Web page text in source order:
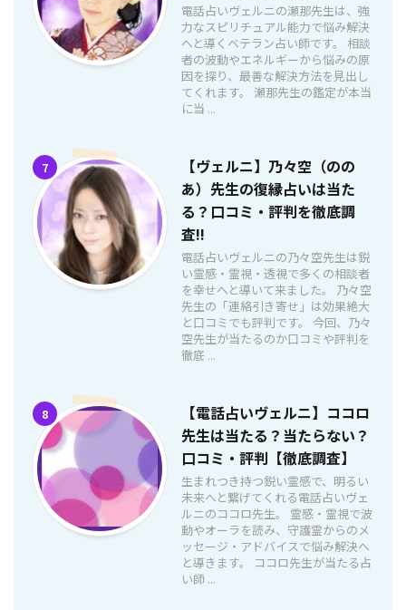
電話占いヴェルニの瀬那先生は、強
力なスピリチュアル能力で悩み解決
へと導くベテラン占い師です。 相談
者の波動やエネルギーから悩みの原
因を探り、最善な解決方法を見出し
てくれます。 瀬那先生の鑑定が本当
に当 ...
7
【ヴェルニ】乃々空（のの
あ）先生の復縁占いは当た
る？口コミ・評判を徹底調
査!!
電話占いヴェルニの乃々空先生は鋭
い霊感・霊視・透視で多くの相談者
を幸せへと導いて来ました。 乃々空
先生の「連絡引き寄せ」は効果絶大
と口コミでも評判です。 今回、乃々
空先生が当たるのか口コミや評判を
徹底 ...
8
【電話占いヴェルニ】ココロ
先生は当たる？当たらない？
口コミ・評判【徹底調査】
生まれつき持つ鋭い霊感で、明るい
未来へと繋げてくれる電話占いヴェ
ルニのココロ先生。 霊感・霊視で波
動やオーラを読み、守護霊からのメ
ッセージ・アドバイスで悩み解決へ
と導きます。 ココロ先生が当たる占
い師 ...